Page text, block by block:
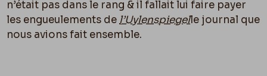
n’était pas dans le rang & il fallait lui faire payer
les engueulements del’Uylenspiegelle journal que
nous avions fait ensemble.